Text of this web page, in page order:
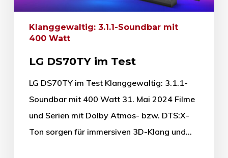
Klanggewaltig: 3.1.1-Soundbar mit
400 Watt
LG DS70TY im Test
LG DS70TY im Test Klanggewaltig: 3.1.1-
Soundbar mit 400 Watt 31. Mai 2024 Filme
und Serien mit Dolby Atmos- bzw. DTS:X-
Ton sorgen für immersiven 3D-Klang und…